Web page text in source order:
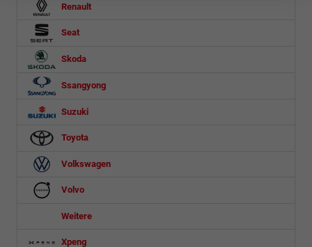
Renault
Seat
Skoda
Ssangyong
Suzuki
Toyota
Volkswagen
Volvo
Weitere
Xpeng